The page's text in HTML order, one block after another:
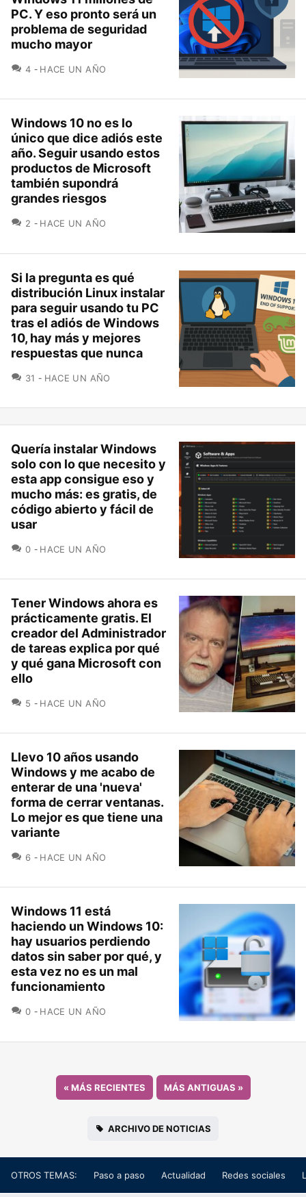
PC. Y eso pronto será un
problema de seguridad
mucho mayor
4 COMENTARIOS
HACE UN AÑO
Windows 10 no es lo
único que dice adiós este
año. Seguir usando estos
productos de Microsoft
también supondrá
grandes riesgos
2 COMENTARIOS
HACE UN AÑO
Si la pregunta es qué
distribución Linux instalar
para seguir usando tu PC
tras el adiós de Windows
10, hay más y mejores
respuestas que nunca
31 COMENTARIOS
HACE UN AÑO
Quería instalar Windows
solo con lo que necesito y
esta app consigue eso y
mucho más: es gratis, de
código abierto y fácil de
usar
0 COMENTARIOS
HACE UN AÑO
Tener Windows ahora es
prácticamente gratis. El
creador del Administrador
de tareas explica por qué
y qué gana Microsoft con
ello
5 COMENTARIOS
HACE UN AÑO
Llevo 10 años usando
Windows y me acabo de
enterar de una 'nueva'
forma de cerrar ventanas.
Lo mejor es que tiene una
variante
6 COMENTARIOS
HACE UN AÑO
Windows 11 está
haciendo un Windows 10:
hay usuarios perdiendo
datos sin saber por qué, y
esta vez no es un mal
funcionamiento
0 COMENTARIOS
HACE UN AÑO
«MÁS RECIENTES MÁS ANTIGUAS »
ARCHIVO DE NOTICIAS
OTROS TEMAS: Paso a paso Actualidad Redes sociales